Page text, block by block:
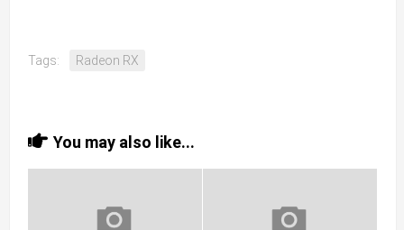
Tags: Radeon RX
You may also like...